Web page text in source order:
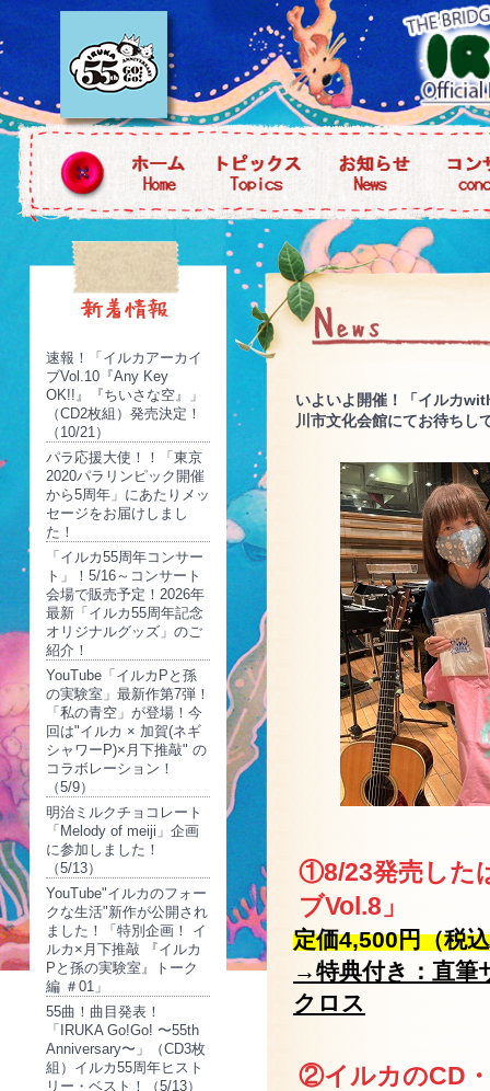
速報！「イルカアーカイ
ブVol.10『Any Key
OK!!』『ちいさな空』」
（CD2枚組）発売決定！
（10/21）
パラ応援大使！！「東京
2020パラリンピック開催
から5周年」にあたりメッ
セージをお届けしまし
た！
「イルカ55周年コンサー
ト」！5/16～コンサート
会場で販売予定！2026年
最新「イルカ55周年記念
オリジナルグッズ」のご
紹介！
YouTube「イルカPと孫
の実験室」最新作第7弾！
「私の青空」が登場！今
回は"イルカ × 加賀(ネギ
シャワーP)×月下推敲" の
コラボレーション！
（5/9）
明治ミルクチョコレート
「Melody of meiji」企画
に参加しました！
（5/13）
YouTube"イルカのフォー
クな生活"新作が公開され
ました！「特別企画！ イ
ルカ×月下推敲 『イルカ
Pと孫の実験室』トーク
編 ＃01」
55曲！曲目発表！
「IRUKA Go!Go! 〜55th
Anniversary〜」（CD3枚
組）イルカ55周年ヒスト
リー・ベスト！（5/13）
いよいよ開催！「イルカ
川市文化会館にてお待ちし
①8/23発売した
ブVol.8」
定価4,500円（税
→特典付き：直筆
クロス
②イルカのCD